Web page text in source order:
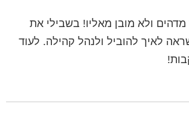
ולא מובן מאליו! בשבילי את
לאיך להוביל ולנהל קהילה. לעוד